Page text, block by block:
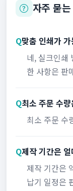
자주 묻
Q맞춤 인쇄가
네, 실크인쇄
한 사항은 판
Q최소 주문 수
최소 주문 수
Q제작 기간은
제작 기간은
납기 일정은